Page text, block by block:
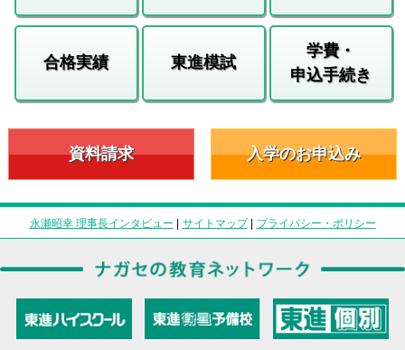
合格実績 東進模試
学費・
申込手続き
資料請求 入学のお申込み
永瀬昭幸 理事長インタビュー | サイトマップ| プライバシー・ポリシー